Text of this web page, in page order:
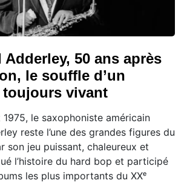
50 ans après
le souffle d’un
toujours vivant
le saxophoniste américain
reste l’une des grandes figures du
son jeu puissant, chaleureux et
l’histoire du hard bop et participé
les plus importants du XXᵉ